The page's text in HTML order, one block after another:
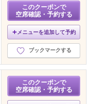
このクーポンで
空席確認・予約する
メニューを追加して予約
ブックマークする
このクーポンで
空席確認・予約する